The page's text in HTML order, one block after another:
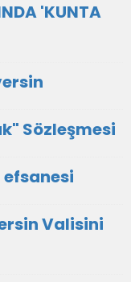
'KUNTA
Sözleşmesi
efsanesi
Valisini